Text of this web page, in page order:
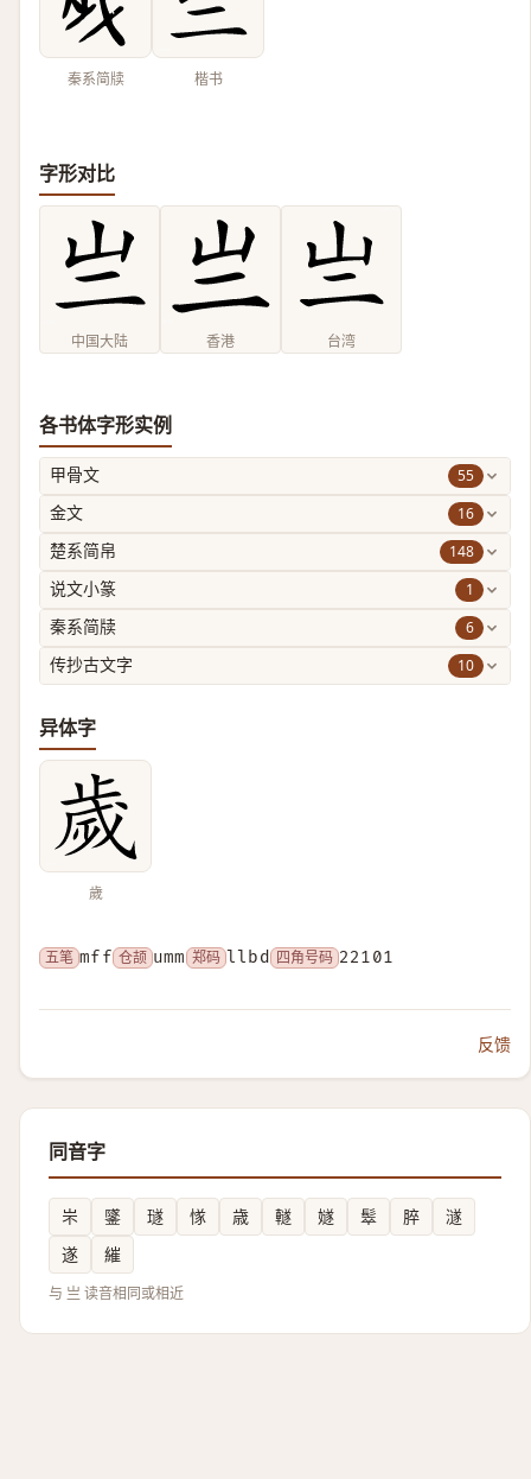
秦系简牍 楷书
字形对比
中国大陆 香港 台湾
各书体字形实例
甲骨文 55
金文 16
楚系简帛 148
说文小篆 1
秦系简牍 6
传抄古文字 10
异体字
歲
五笔 mff 仓颉 umm 郑码 llbd 四角号码 22101
反馈
同音字
㞸 鐆 璲 㥞 歳 䡵 嬘 䯿 脺
澻
遂
繀
与 亗 读音相同或相近